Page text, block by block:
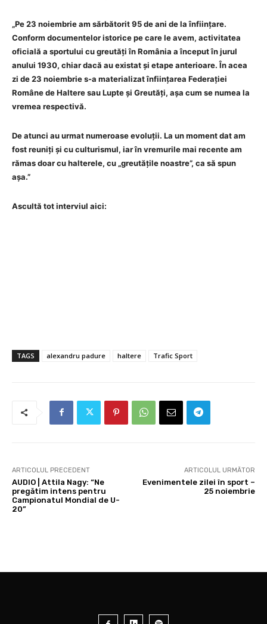
„Pe 23 noiembrie am sărbătorit 95 de ani de la înființare.
Conform documentelor istorice pe care le avem, activitatea
oficială a sportului cu greutăți în România a început în jurul
anului 1930, chiar dacă au existat și etape anterioare. În acea
zi de 23 noiembrie s-a materializat înființarea Federației
Române de Haltere sau Lupte și Greutăți, așa cum se numea la
vremea respectivă.
De atunci au urmat numeroase evoluții. La un moment dat am
fost reuniți și cu culturismul, iar în vremurile mai recente am
rămas doar cu halterele, cu „greutățile noastre”, ca să spun
așa.”
Ascultă tot interviul aici:
TAGS alexandru padure haltere Trafic Sport
ARTICOLUL PRECEDENT
AUDIO | Attila Nagy: “Ne
pregătim intens pentru
Campionatul Mondial de U-
20”
ARTICOLUL URMĂTOR
Evenimentele zilei în sport –
25 noiembrie